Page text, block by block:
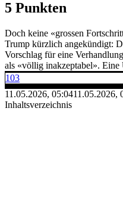
5 Punkten
Doch keine «grossen
Trump kürzlich angekündigt:
Vorschlag für eine
als «völlig inakzeptabel». Eine
103
11.05.2026, 05:0411.05.2026,
Inhaltsverzeichnis